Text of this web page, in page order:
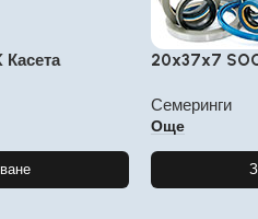
Касета 20x37x7
Семеринги
Още